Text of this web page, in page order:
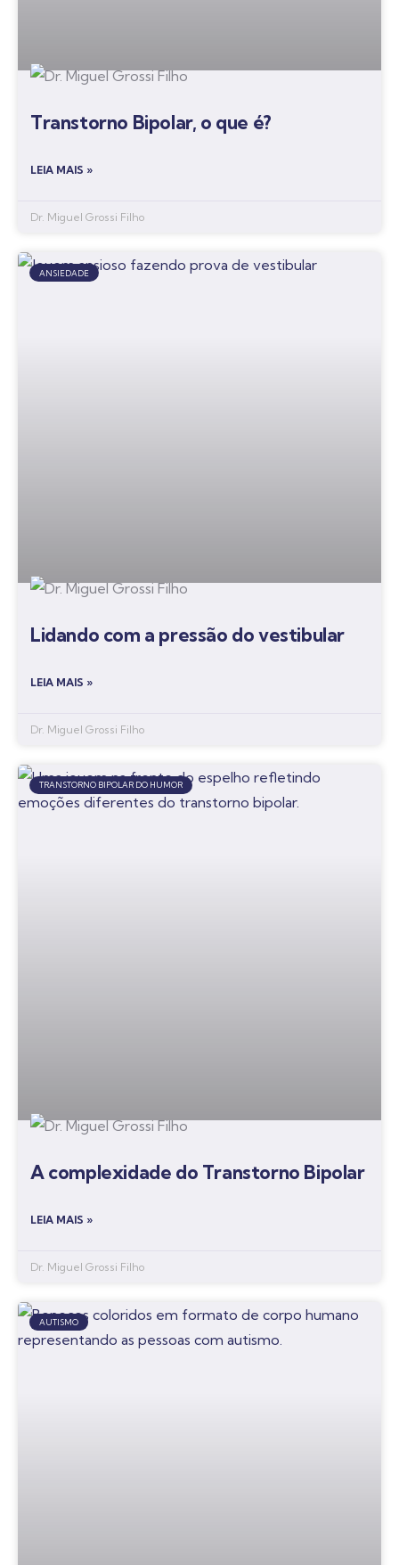
Transtorno Bipolar, o que é?
LEIA MAIS »
Dr. Miguel Grossi Filho
ANSIEDADE
Lidando com a pressão do vestibular
LEIA MAIS »
Dr. Miguel Grossi Filho
TRANSTORNO BIPOLAR DO HUMOR
A complexidade do Transtorno Bipolar
LEIA MAIS »
Dr. Miguel Grossi Filho
AUTISMO